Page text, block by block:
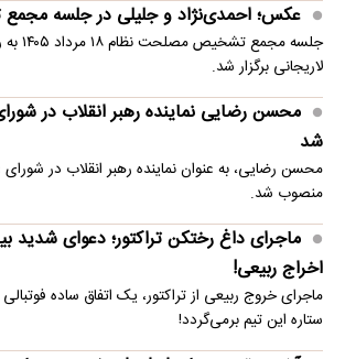
عکس؛ احمدی‌نژاد و جلیلی در جلسه
جلسه
لاریجانی برگزار شد.
محسن رضایی نماینده رهبر انقلاب در
شد
محسن رضایی، به عنوان نماینده رهبر انقلاب در
منصوب شد.
ماجرای داغ رختکن تراکتور؛ دعوای شدید
اخراج ربیعی!
ماجرای خروج ربیعی از تراکتور، یک اتفاق ساده
ستاره این تیم برمی‌گردد!